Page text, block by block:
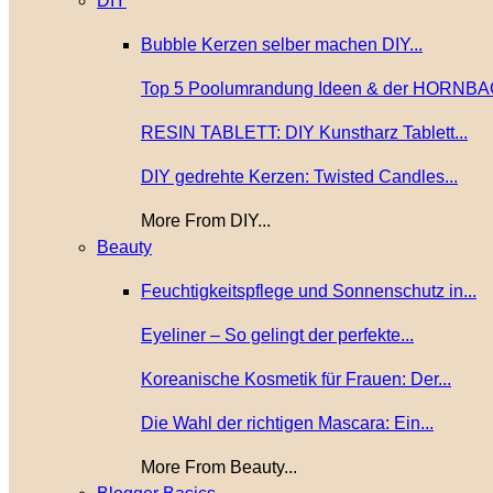
Bubble Kerzen selber machen DIY...
Top 5 Poolumrandung Ideen & der
RESIN TABLETT: DIY Kunstharz Tablett...
DIY gedrehte Kerzen: Twisted Candles...
More From DIY...
Beauty
Feuchtigkeitspflege und Sonnenschutz in...
Eyeliner – So gelingt der perfekte...
Koreanische Kosmetik für Frauen: Der...
Die Wahl der richtigen Mascara: Ein...
More From Beauty...